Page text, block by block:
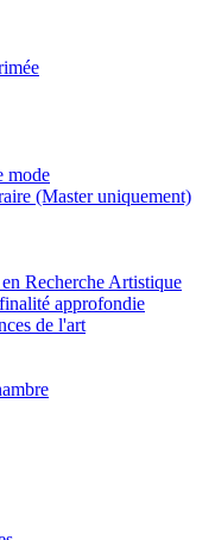
mode
(Master uniquement)
Recherche Artistique
approfondie
de l'art